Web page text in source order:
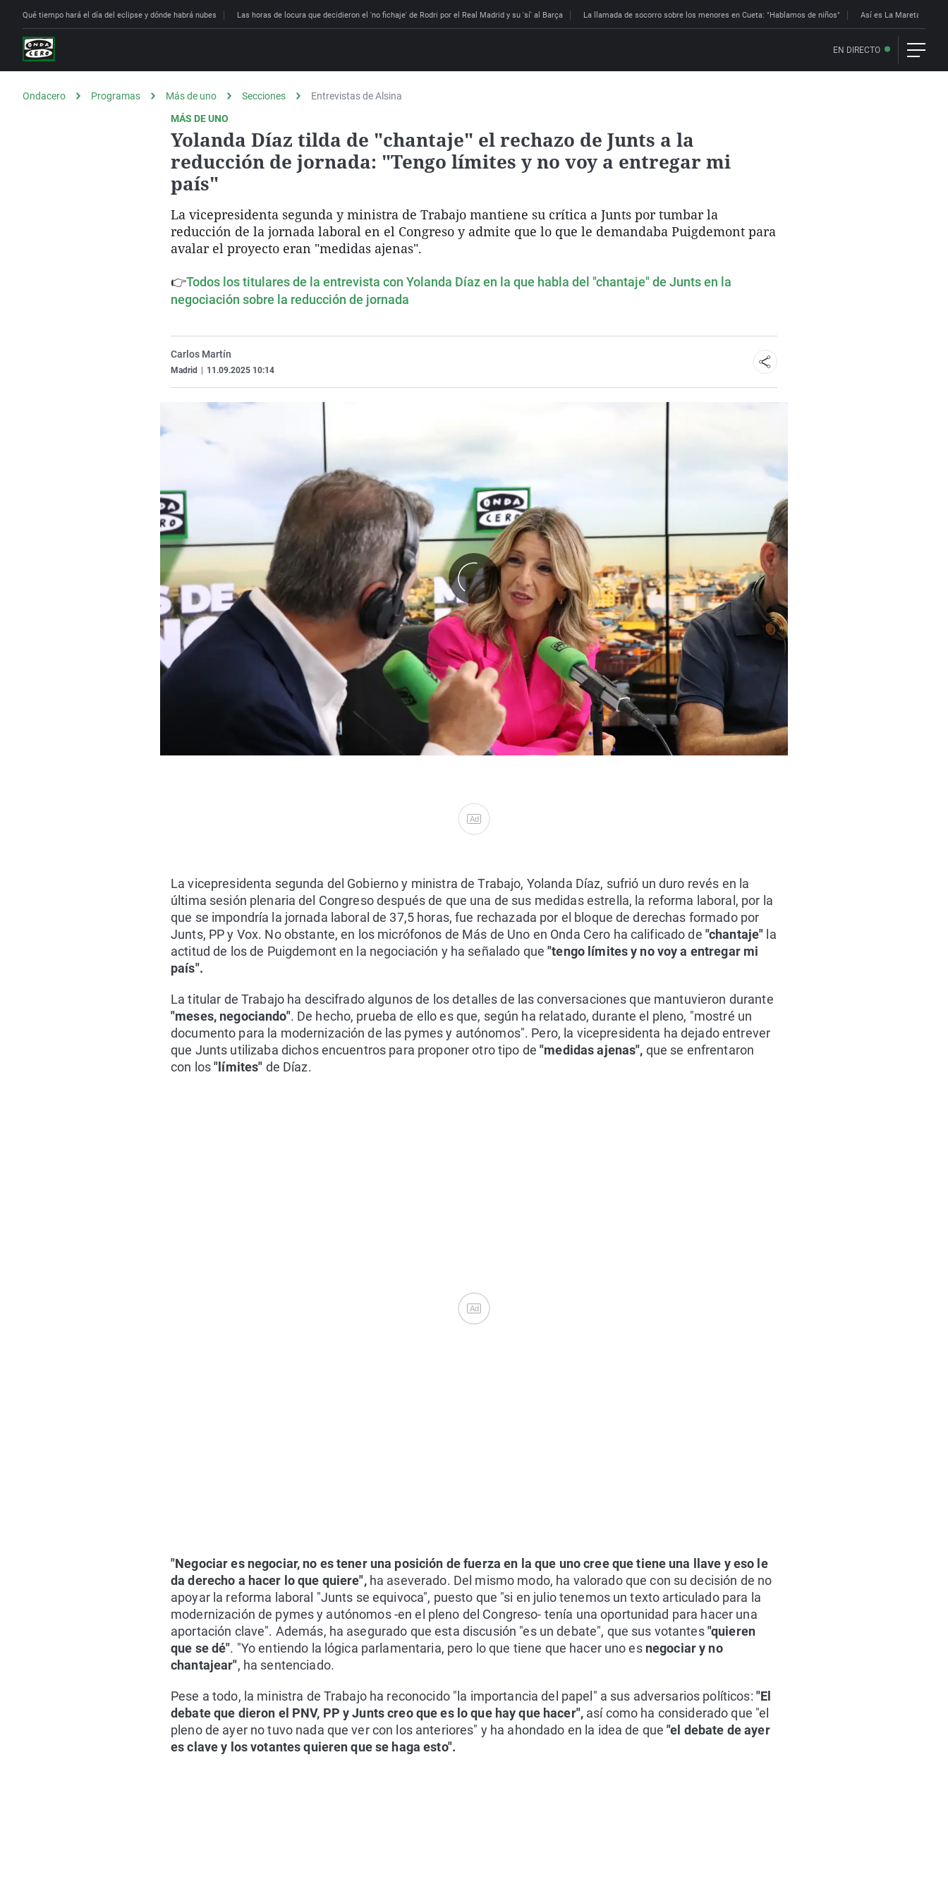
Qué tiempo hará el día del eclipse y dónde habrá nubes Las horas de locura que decidieron el 'no fichaje' de Rodri por el Real Madrid y su 'sí' al Barça La llamada de socorro sobre los menores en Cueta: "Hablamos de niños" Así es La Mareta: la
EN DIRECTO
Ondacero Programas Más de uno Secciones
Entrevistas de Alsina
MÁS DE UNO
Yolanda Díaz tilda de "chantaje" el rechazo de Junts a la
reducción de jornada: "Tengo límites y no voy a entregar mi
país"
La vicepresidenta segunda y ministra de Trabajo mantiene su crítica a Junts por tumbar la
reducción de la jornada laboral en el Congreso y admite que lo que le demandaba Puigdemont para
avalar el proyecto eran "medidas ajenas".
👉Todos los titulares de la entrevista con Yolanda Díaz en la que habla del "chantaje" de Junts en la
negociación sobre la reducción de jornada
Carlos Martín
Madrid 11.09.2025 10:14
Ad
La vicepresidenta segunda del Gobierno y ministra de Trabajo, Yolanda Díaz, sufrió un duro revés en la
última sesión plenaria del Congreso después de que una de sus medidas estrella, la reforma laboral, por la
que se impondría la jornada laboral de 37,5 horas, fue rechazada por el bloque de derechas formado por
Junts, PP y Vox. No obstante, en los micrófonos de Más de Uno en Onda Cero ha calificado de "chantaje" la
actitud de los de Puigdemont en la negociación y ha señalado que"tengo límites y no voy a entregar mi
país".
La titular de Trabajo ha descifrado algunos de los detalles de las conversaciones que mantuvieron durante
"meses, negociando". De hecho, prueba de ello es que, según ha relatado, durante el pleno, "mostré un
documento para la modernización de las pymes y autónomos". Pero, la vicepresidenta ha dejado entrever
que Junts utilizaba dichos encuentros para proponer otro tipo de"medidas ajenas", que se enfrentaron
con los"límites" de Díaz.
Ad
"Negociar es negociar, no es tener una posición defuerza en la que uno cree que tiene una llave y eso le
da derecho a hacer lo que quiere",ha aseverado. Del mismo modo, ha valorado que con su decisión de no
apoyar la reforma laboral "Junts se equivoca", puesto que "si en julio tenemos un texto articulado para la
modernización de pymes y autónomos -en el pleno del Congreso- tenía una oportunidad para hacer una
aportación clave". Además, ha asegurado que esta discusión "es un debate", que sus votantes"quieren
que se dé". "Yo entiendo la lógica parlamentaria, pero lo que tiene que hacer uno esnegociar y no
chantajear", ha sentenciado.
Pese a todo, la ministra de Trabajo ha reconocido "la importancia del papel" a sus adversarios políticos: "El
debate que dieron el PNV, PP yJuntscreo que es lo que hay que hacer",así como ha considerado que "el
pleno de ayer no tuvo nada que ver con los anteriores" y ha ahondado en la idea de que"el debate de ayer
es clave y los votantes quieren que se haga esto".